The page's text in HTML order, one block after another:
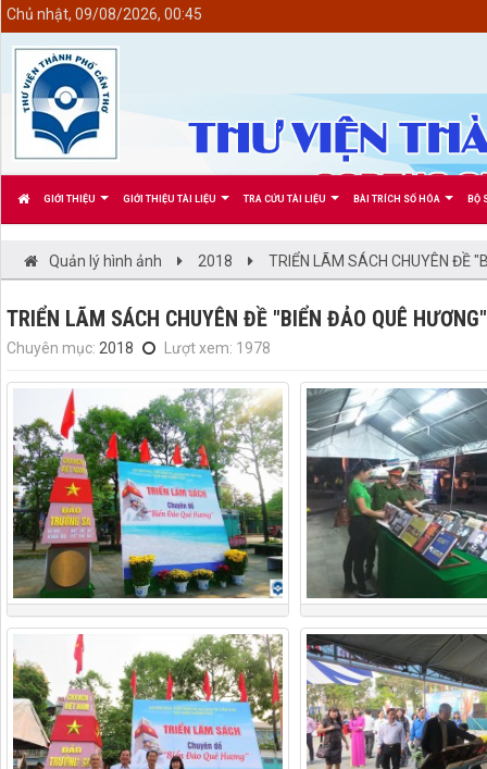
GIỚI THIỆU GIỚI THIỆU TÀI LIỆU TRA CỨU TÀI LIỆU BÀI TRÍCH SỐ HÓA BỘ
Chủ nhật, 09/08/2026, 00:45
Quản lý hình ảnh 2018 TRIỂN LÃM SÁCH CHUYÊN ĐỀ
TRIỂN LÃM SÁCH CHUYÊN ĐỀ "BIỂN ĐẢO QUÊ
Chuyên mục: 2018 Lượt xem: 1978
<